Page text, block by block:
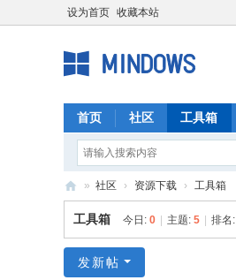
设为首页 收藏本站
首页 社区 工具箱
M
I
» 社区 › 资源下载 › 工具箱
工具箱 今日: 0 主题: 5 排名:
发新帖